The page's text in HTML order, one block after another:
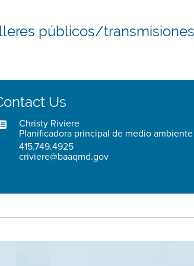
públicos/
Us
Christy Riviere
Planificadora principal de medio ambiente
415.749.4925
criviere@baaqmd.gov